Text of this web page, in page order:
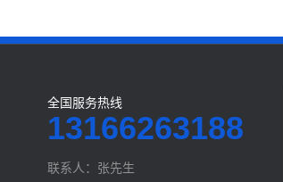
全国服务热线
13166263188
联系人：张先生